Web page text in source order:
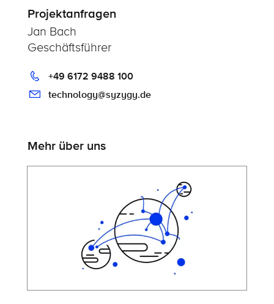
Projektanfragen
Jan Bach
Geschäftsführer
+49 6172 9488 100
technology@syzygy.de
Mehr über uns